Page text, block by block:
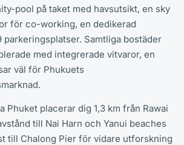
pool på taket med havsutsikt, en sky
för co-working, en dedikerad
parkeringsplatser. Samtliga bostäder
med integrerade vitvaror, en
väl för Phukuets
Phuket placerar dig 1,3 km från Rawai
till Nai Harn och Yanui beaches
till Chalong Pier för vidare utforskning